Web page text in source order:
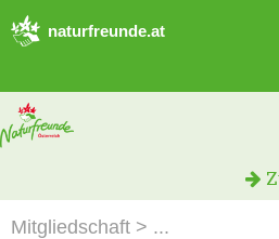
naturfreunde.at
Mitgliedschaft